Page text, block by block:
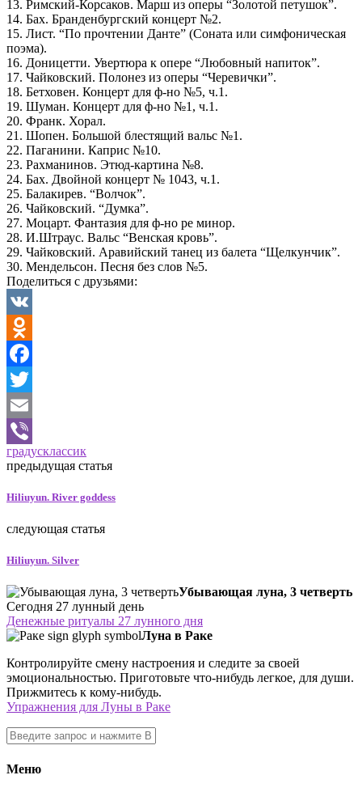
13. Римский-Корсаков. Марш из оперы “Золотой петушок”.
14. Бах. Бранденбургский концерт №2.
15. Лист. “По прочтении Данте” (Соната или симфоническая
поэма).
16. Доницетти. Увертюра к опере “Любовный напиток”.
17. Чайковский. Полонез из оперы “Черевички”.
18. Бетховен. Концерт для ф-но №5, ч.1.
19. Шуман. Концерт для ф-но №1, ч.1.
20. Франк. Хорал.
21. Шопен. Большой блестящий вальс №1.
22. Паганини. Каприс №10.
23. Рахманинов. Этюд-картина №8.
24. Бах. Двойной концерт № 1043, ч.1.
25. Балакирев. “Волчок”.
26. Чайковский. “Думка”.
27. Моцарт. Фантазия для ф-но ре минор.
28. И.Штраус. Вальс “Венская кровь”.
29. Чайковский. Аравийский танец из балета “Щелкунчик”.
30. Мендельсон. Песня без слов №5.
Поделиться с друзьями:
VK
Odnoklassniki
Facebook
Twitter
Email
Viber
градусклассик
предыдущая статья
Hiliuyun. River goddess
следующая статья
Hiliuyun. Silver
Убывающая луна, 3 четверть
Сегодня 27 лунный день
Денежные ритуалы 27 лунного дня
Луна в Раке
Контролируйте смену настроения и следите за своей
эмоциональностью. Приготовьте что-нибудь легкое, для души.
Прижмитесь к кому-нибудь.
Упражнения для Луны в Раке
Меню